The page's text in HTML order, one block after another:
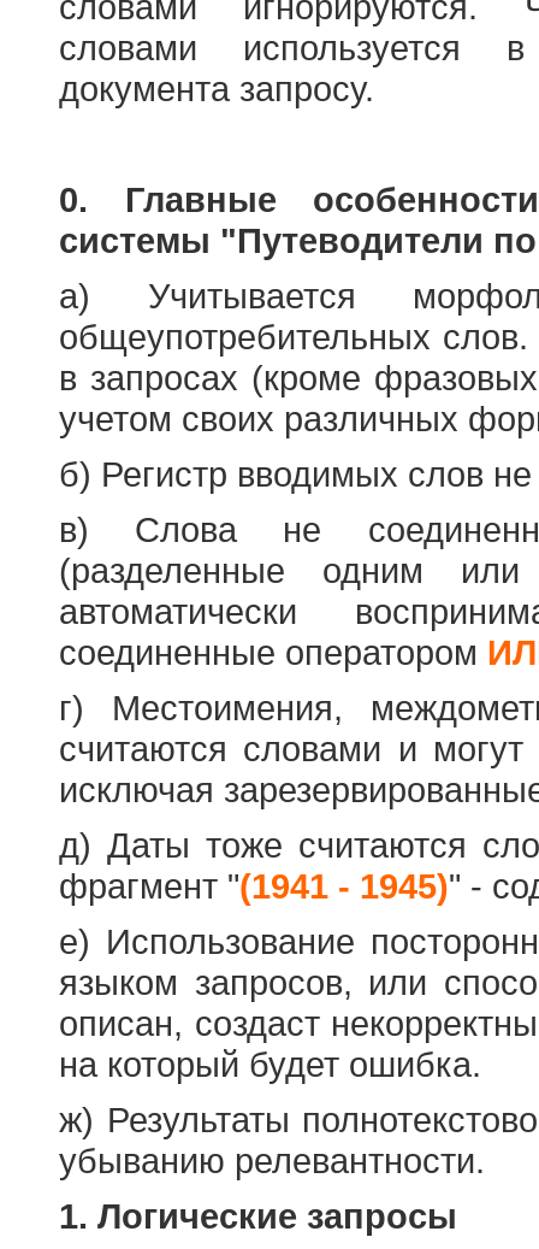
словами используется в
документа запросу.
0. Главные
системы "Путеводители
а) Учитывается
общеупотребительных
в запросах (кроме
учетом своих различных
б) Регистр вводимых слов
в) Слова не
(разделенные одним или
автоматически
соединенные оператором
г) Местоимения,
считаются словами и могут
исключая
д) Даты тоже считаются
фрагмент "(1941 - 1945)" -
е) Использование
языком запросов, или
описан, создаст
на который будет ошибка.
ж) Результаты
убыванию релевантности.
1. Логические запросы